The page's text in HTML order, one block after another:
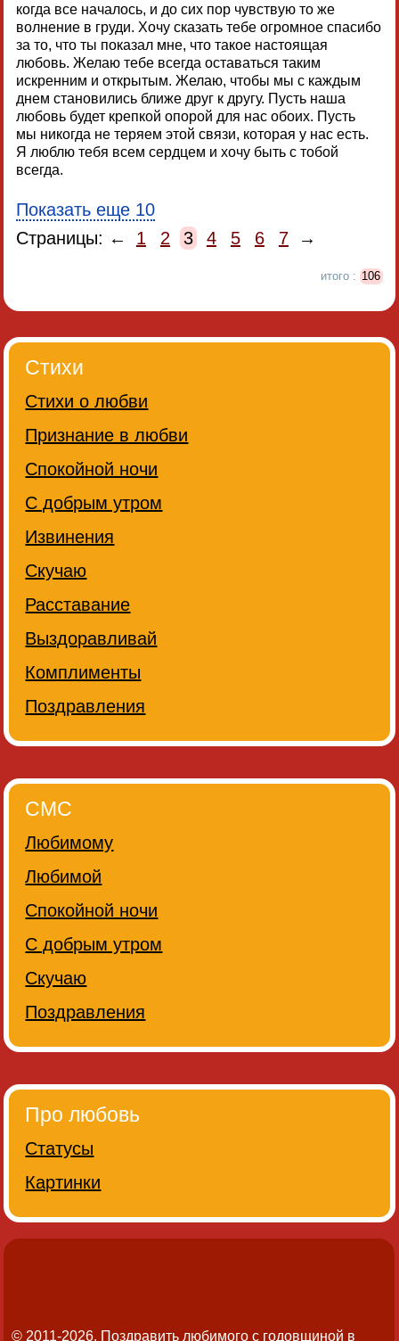
когда все началось, и до сих пор чувствую то же
волнение в груди. Хочу сказать тебе огромное спасибо
за то, что ты показал мне, что такое настоящая
любовь. Желаю тебе всегда оставаться таким
искренним и открытым. Желаю, чтобы мы с каждым
днем становились ближе друг к другу. Пусть наша
любовь будет крепкой опорой для нас обоих. Пусть
мы никогда не теряем этой связи, которая у нас есть.
Я люблю тебя всем сердцем и хочу быть с тобой
всегда.
Показать еще 10
Страницы: ←
1 2 3 4 5 6 7 →
итого : 106
Стихи
Стихи о любви
Признание в любви
Спокойной ночи
С добрым утром
Извинения
Скучаю
Расставание
Выздоравливай
Комплименты
Поздравления
СМС
Любимому
Любимой
Спокойной ночи
С добрым утром
Скучаю
Поздравления
Про любовь
Статусы
Картинки
© 2011-2026. Поздравить любимого с годовщиной в